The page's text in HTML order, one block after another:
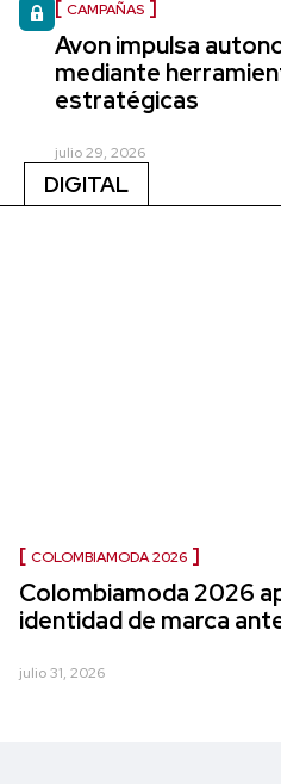
CAMPAÑAS
Avon impulsa
mediante
estratégicas
julio 29, 2026
DIGITAL
COLOMBIAMODA 2026
Colombiamoda 2026
identidad de marca
julio 31, 2026